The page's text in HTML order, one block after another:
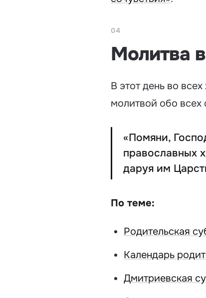
04
Молитва
В этот день во
молитвой обо всех
«Помяни,
православных
даруя им
По теме:
Родительская
Календарь
Дмитриевская